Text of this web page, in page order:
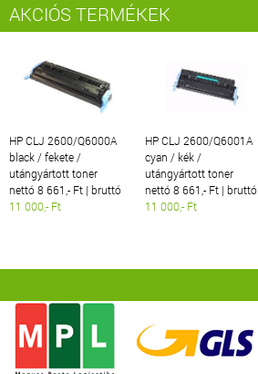
AKCIÓS TERMÉKEK
HP CLJ 2600/Q6000A
black / fekete /
utángyártott toner
nettó 8 661,- Ft | bruttó
11 000,- Ft
HP CLJ 2600/Q6001A
cyan / kék /
utángyártott toner
nettó 8 661,- Ft | bruttó
11 000,- Ft